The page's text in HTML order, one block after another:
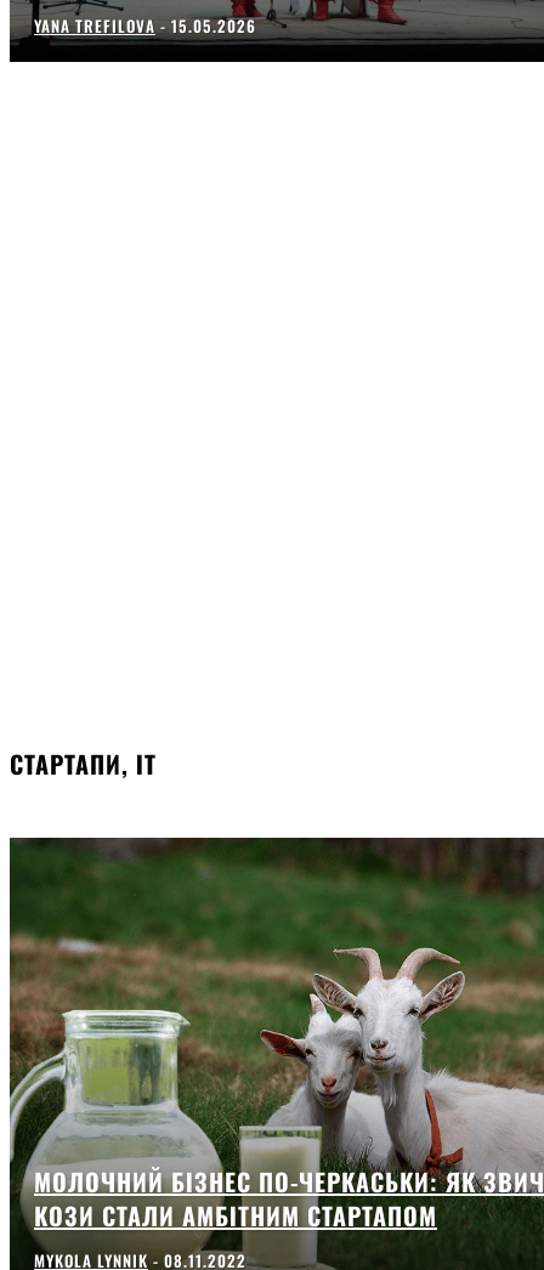
YANA TREFILOVA - 15.05.2026
СТАРТАПИ, ІТ
МОЛОЧНИЙ БІЗНЕС ПО-ЧЕРКАСЬКИ: ЯК
КОЗИ СТАЛИ АМБІТНИМ СТАРТАПОМ
MYKOLA LYNNIK - 08.11.2022